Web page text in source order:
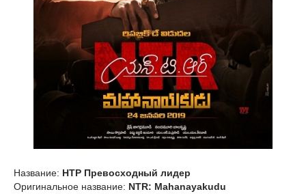
Название: НТР Превосходный лидер
Оригинальное название: NTR: Mahanayakudu